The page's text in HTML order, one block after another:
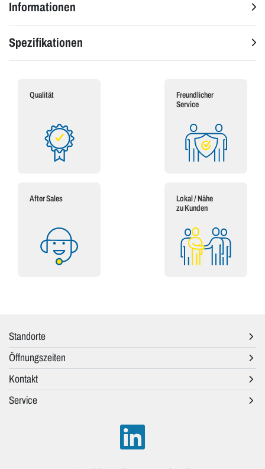
Informationen
Spezifikationen
Qualität
Freundlicher
Service
After Sales
Lokal / Nähe
zu Kunden
Standorte
Öffnungszeiten
Kontakt
Service